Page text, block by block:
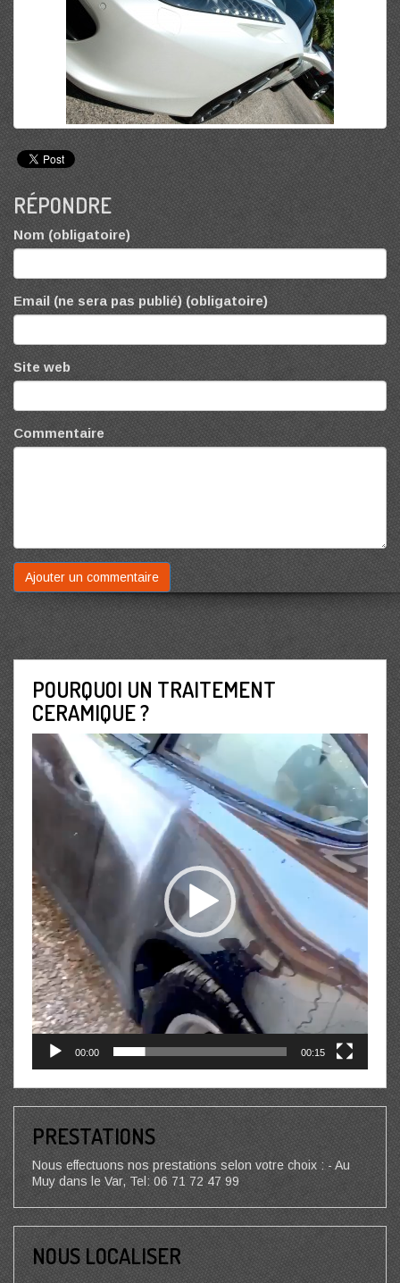
RÉPONDRE
Nom (obligatoire)
Email (ne sera pas publié) (obligatoire)
Site web
Commentaire
POURQUOI UN TRAITEMENT
CERAMIQUE ?
Lecteur
vidéo
00:00 00:15
PRESTATIONS
Nous effectuons nos prestations selon votre choix : - Au
Muy dans le Var, Tel: 06 71 72 47 99
NOUS LOCALISER